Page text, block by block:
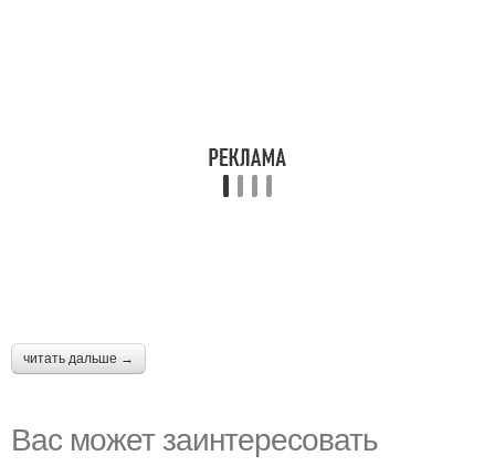
читать дальше →
Вас может заинтересовать